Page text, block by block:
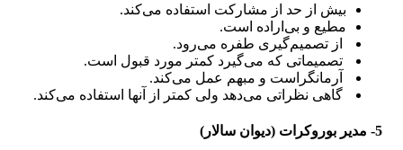
بیش از حد از مشارکت استفاده می‌کند.
مطیع و بی‌اراده است.
از تصمیم‌گیری طفره می‌رود.
تصمیماتی که می‌گیرد کمتر مورد قبول است.
آرمانگراست و مبهم عمل می‌کند.
گاهی نظراتی می‌دهد ولی کمتر از آنها استفاده می‌کند.
5- مدیر بوروکرات (دیوان سالار)